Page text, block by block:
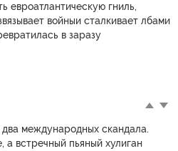
евроатлантическую гниль,
войныи сталкивает лбами
в заразу
международных скандала.
а встречный пьяный хулиган